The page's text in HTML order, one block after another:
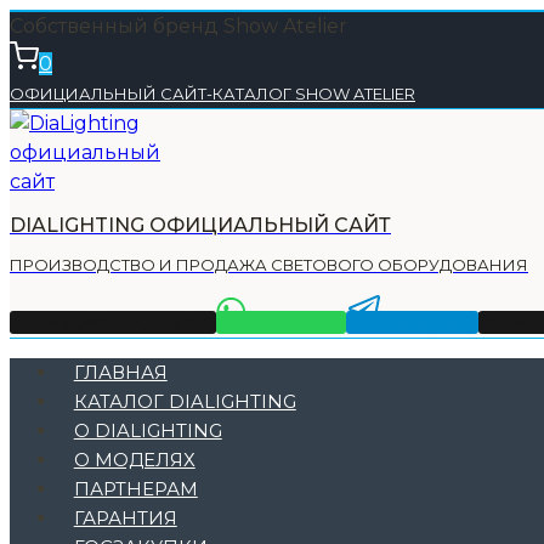
Перейти
к
содержимому
Собственный бренд Show Atelier
0
ОФИЦИАЛЬНЫЙ САЙТ-КАТАЛОГ SHOW ATELIER
DIALIGHTING ОФИЦИАЛЬНЫЙ САЙТ
ПРОИЗВОДСТВО И ПРОДАЖА СВЕТОВОГО ОБОРУДОВАНИЯ
ГЛАВНАЯ
КАТАЛОГ DIALIGHTING
О DIALIGHTING
О МОДЕЛЯХ
ПАРТНЕРАМ
ГАРАНТИЯ